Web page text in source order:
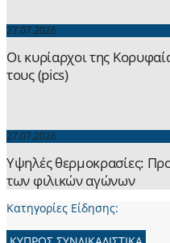
27.07.2026
Οι κυρίαρχοι της
τους (pics)
27.07.2026
Yψηλές θερμοκρασίες:
των φιλικών αγώνων
Κατηγορίες Είδησης: